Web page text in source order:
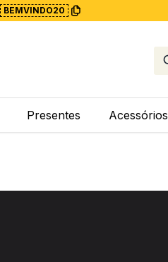
BEMVINDO20
Presentes Acessórios